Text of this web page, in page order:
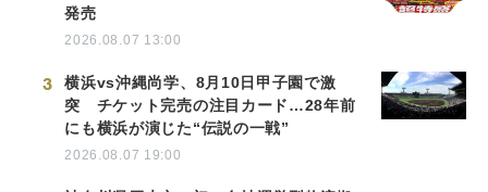
発売
2026.08.07 13:00
3
横浜vs沖縄尚学、8月10日甲子園で激
突 チケット完売の注目カード…28年前
にも横浜が演じた“伝説の一戦”
2026.08.07 19:00